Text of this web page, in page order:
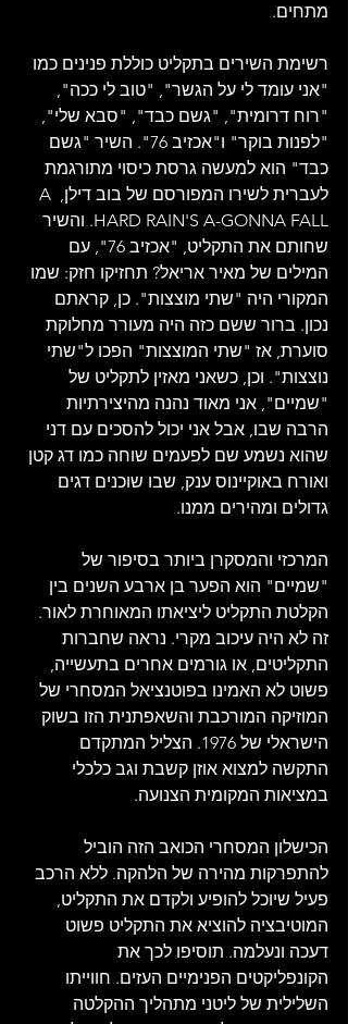
מתחים.
רשימת השירים בתקליט כוללת פנינים כמו
"אני עומד לי על הגשר", "טוב לי ככה",
"רוח דרומית", "גשם כבד", "סבא שלי",
"לפנות בוקר" ו"אכזיב 76". השיר "גשם
כבד" הוא למעשה גרסת כיסוי מתורגמת
לעברית לשירו המפורסם של בוב דילן, A
HARD RAIN'S A-GONNA FALL. והשיר
שחותם את התקליט, "אכזיב 76", עם
המילים של מאיר אריאל? תחזיקו חזק: שמו
המקורי היה "שתי מוצצות". כן, קראתם
נכון. ברור ששם כזה היה מעורר מחלוקת
סוערת, אז "שתי המוצצות" הפכו ל"שתי
נוצצות". וכן, כשאני מאזין לתקליט של
"שמיים", אני מאוד נהנה מהיצירתיות
הרבה שבו, אבל אני יכול להסכים עם דני
שהוא נשמע שם לפעמים שוחה כמו דג קטן
ואורח באוקיינוס ​​ענק, שבו שוכנים דגים
גדולים ומהירים ממנו.
המרכזי והמסקרן ביותר בסיפור של
"שמיים" הוא הפער בן ארבע השנים בין
הקלטת התקליט ליציאתו המאוחרת לאור.
זה לא היה עיכוב מקרי. נראה שחברות
התקליטים, או גורמים אחרים בתעשייה,
פשוט לא האמינו בפוטנציאל המסחרי של
המוזיקה המורכבת והשאפתנית הזו בשוק
הישראלי של 1976. הצליל המתקדם
התקשה למצוא אוזן קשבת וגב כלכלי
במציאות המקומית הצנועה.
הכישלון המסחרי הכואב הזה הוביל
להתפרקות מהירה של הלהקה. ללא הרכב
פעיל שיוכל להופיע ולקדם את התקליט,
המוטיבציה להוציא את התקליט פשוט
דעכה ונעלמה. תוסיפו לכך את
הקונפליקטים הפנימיים העזים. חווייתו
השלילית של ליטני מתהליך ההקלטה